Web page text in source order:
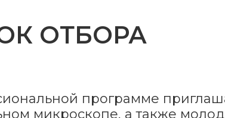
ОТБОРА
программе
микроскопе, а также